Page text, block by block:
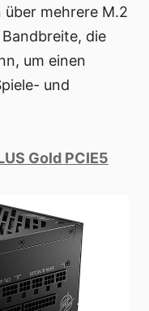
mehrere M.2
die
um einen
und
Gold PCIE5